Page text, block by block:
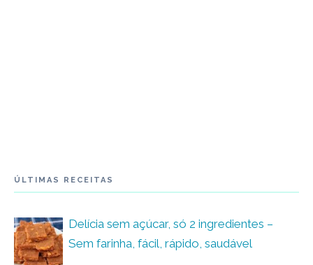
ÚLTIMAS RECEITAS
Delícia sem açúcar, só 2 ingredientes –
Sem farinha, fácil, rápido, saudável